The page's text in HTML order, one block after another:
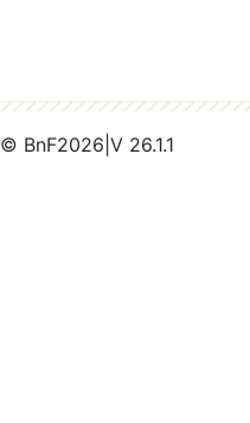
© BnF2026 V 26.1.1